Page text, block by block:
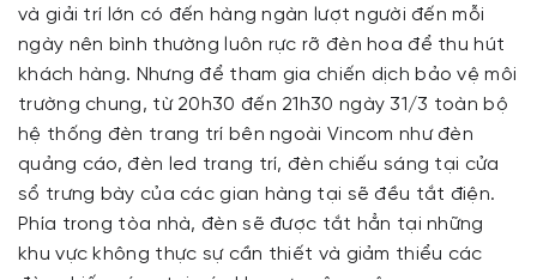
và giải trí lớn có đến hàng ngàn lượt người đến mỗi
ngày nên bình thường luôn rực rỡ đèn hoa để thu hút
khách hàng. Nhưng để tham gia chiến dịch bảo vệ môi
trường chung, từ 20h30 đến 21h30 ngày 31/3 toàn bộ
hệ thống đèn trang trí bên ngoài Vincom như đèn
quảng cáo, đèn led trang trí, đèn chiếu sáng tại cửa
sổ trưng bày của các gian hàng tại sẽ đều tắt điện.
Phía trong tòa nhà, đèn sẽ được tắt hẳn tại những
khu vực không thực sự cần thiết và giảm thiểu các